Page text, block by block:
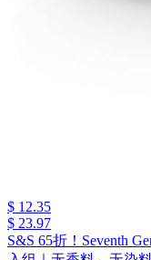
$ 12.35
$ 23.97
S&S 65折！Seventh